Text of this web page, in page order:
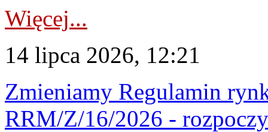
Więcej...
14 lipca 2026, 12:21
Zmieniamy Regulamin
RRM/Z/16/2026 -